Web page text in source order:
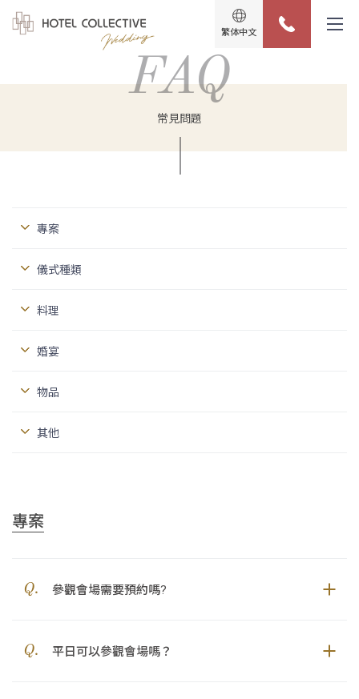
繁体中文
FAQ
常見問題
專案
儀式種類
料理
婚宴
物品
其他
專案
參觀會場需要預約嗎?
平日可以參觀會場嗎？